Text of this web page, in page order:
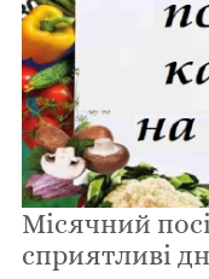
Місячний
сприятливі